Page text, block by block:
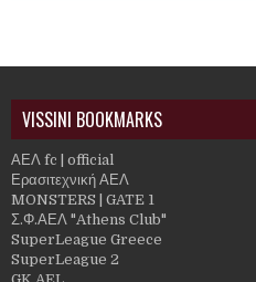
VISSINI BOOKMARKS
ΑΕΛ fc | official
Ερασιτεχνική ΑΕΛ
MONSTERS | GATE 1
Σ.Φ.ΑΕΛ "Athens Club"
SuperLeague Greece
SuperLeague 2